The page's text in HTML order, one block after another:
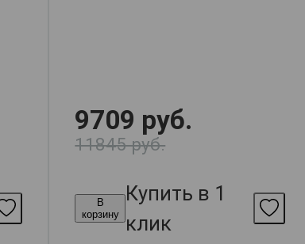
9709 руб.
11845 руб.
В
корзину
Купить в 1
клик